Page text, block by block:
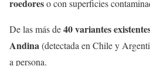
roedoreso con superficies
De las más de40 variantes
Andina(detectada en Chile y
a persona.